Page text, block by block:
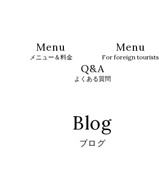
Menu
メニュー＆料金
Menu
For foreign tourists
Q&A
よくある質問
Blog
ブログ